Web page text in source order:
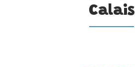
Calais